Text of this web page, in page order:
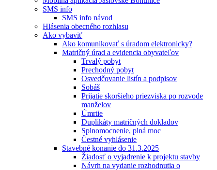
SMS info
SMS info návod
Hlásenia obecného rozhlasu
Ako vybaviť
Ako komunikovať s úradom elektronicky?
Matričný úrad a evidencia obyvateľov
Trvalý pobyt
Prechodný pobyt
Osvedčovanie listín a podpisov
Sobáš
Prijatie skoršieho priezviska po rozvode
manželov
Úmrtie
Duplikáty matričných dokladov
Splnomocnenie, plná moc
Čestné vyhlásenie
Stavebné konanie do 31.3.2025
Žiadosť o vyjadrenie k projektu stavby
Návrh na vydanie rozhodnutia o